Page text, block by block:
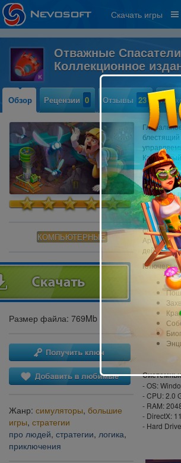
Скачать игры
Отважные
Коллекционное
Обзор Рецензии 0 Отзывы 23
КОМПЬЮТЕРНЫЕ
Размер файла: 769Mb
Жанр: симуляторы, большие
игры, стратегии
про людей, стратегии, логика,
приключения
Как
Кто еще
важные
операция
На
Ключевые
- OS:
- CPU: 2.0
- RAM:
- DirectX:
- Hard